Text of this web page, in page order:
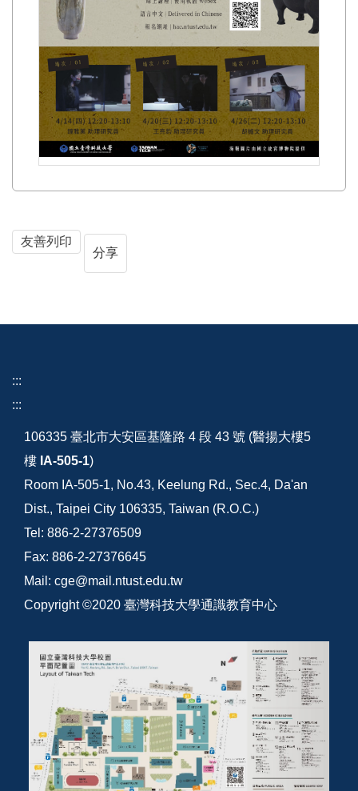
友善列印
分享
:::
:::
106335 臺北市大安區基隆路 4 段 43 號 (醫揚大樓5
樓 IA-505-1)
Room IA-505-1, No.43, Keelung Rd., Sec.4, Da'an
Dist., Taipei City 106335, Taiwan (R.O.C.)
Tel: 886-2-27376509
Fax: 886-2-27376645
Mail: cge@mail.ntust.edu.tw
Copyright ©2020 臺灣科技大學通識教育中心